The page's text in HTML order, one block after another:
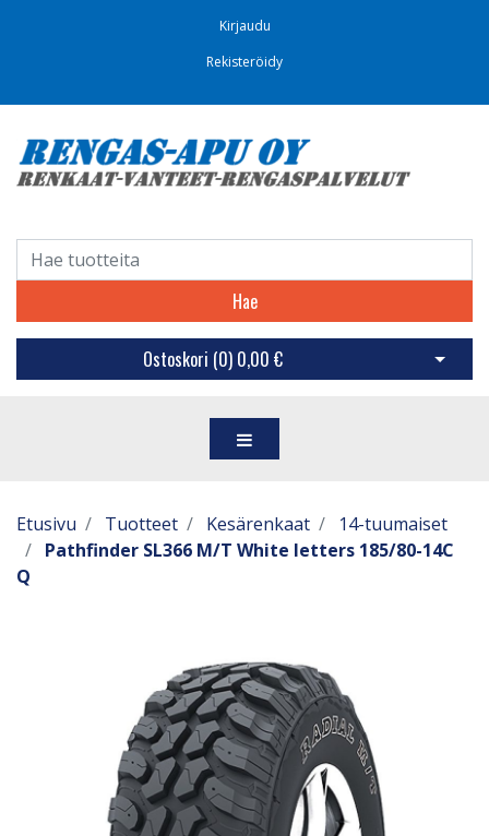
Kirjaudu
Rekisteröidy
Hae
Ostoskori (0) 0,00 € Avaa
Etusivu Tuotteet Kesärenkaat
14-tuumaiset
Pathfinder SL366 M/T White letters 185/80-14C
Q